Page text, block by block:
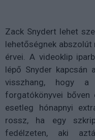
Zack Snydert lehet
lehetőségnek abszolút
érvei. A videoklip
lépő Snyder kapcsán
visszhang, hogy
forgatókönyvei bőven
esetleg hónapnyi
rossz, ha egy
fedélzeten, aki